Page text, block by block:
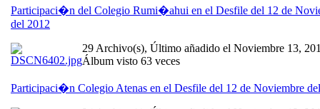
Participaci�n del Colegio Rumi�ahui en el Desfile del 12 de
del 2012
29 Archivo(s), Último añadido el Noviembre 13,
Álbum visto 63 veces
Participaci�n Colegio Atenas en el Desfile del 12 de Noviembre